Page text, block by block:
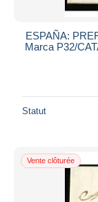
ESPAÑA:
Marca P32/
Statut
Vente clôturée